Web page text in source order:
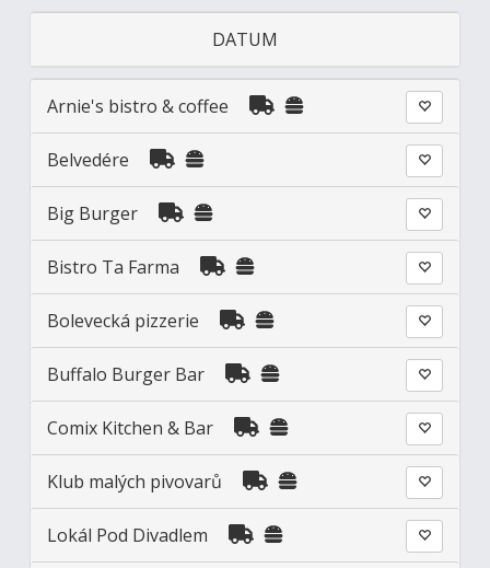
DATUM
Arnie's bistro & coffee
Belvedére
Big Burger
Bistro Ta Farma
Bolevecká pizzerie
Buffalo Burger Bar
Comix Kitchen & Bar
Klub malých pivovarů
Lokál Pod Divadlem